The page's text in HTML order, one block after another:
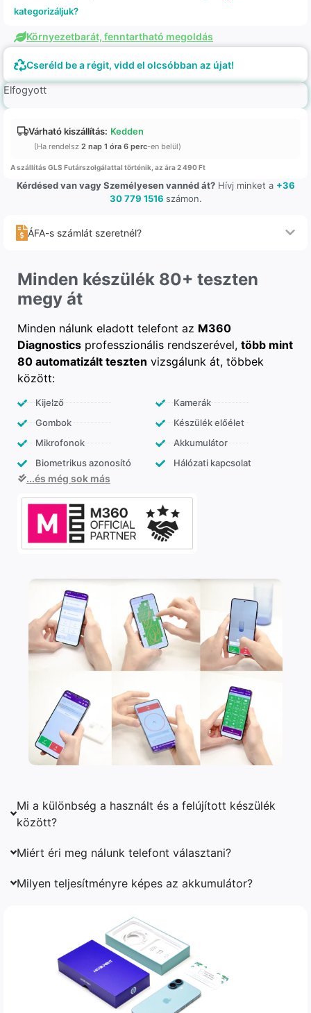
kategorizáljuk?
Környezetbarát, fenntartható megoldás
Cseréld be a régit, vidd el olcsóbban az újat!
Elfogyott
Várható kiszállítás: Kedden
(Ha rendelsz 2 nap 1 óra 6 perc-en belül)
A szállítás GLS Futárszolgálattal történik, az ára 2 490 Ft
Kérdésed van vagy Személyesen vannéd át?Hívj minket a +36
30 779 1516 számon.
ÁFA-s számlát szeretnél?
Minden készülék 80+ teszten
megy át
Minden nálunk eladott telefont az M360
Diagnostics professzionális rendszerével, több mint
80 automatizált teszten vizsgálunk át, többek
között:
Kijelző
Gombok
Mikrofonok
Biometrikus azonosító
Kamerák
Készülék előélet
Akkumulátor
Hálózati kapcsolat
...és még sok más
Mi a különbség a használt és a felújított készülék
között?
Miért éri meg nálunk telefont választani?
Milyen teljesítményre képes az akkumulátor?